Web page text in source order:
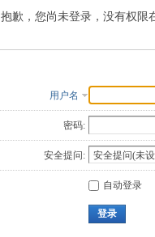
抱歉，您尚未登录，没有权限
用户名
密码:
安全提问:
自动登录
登录